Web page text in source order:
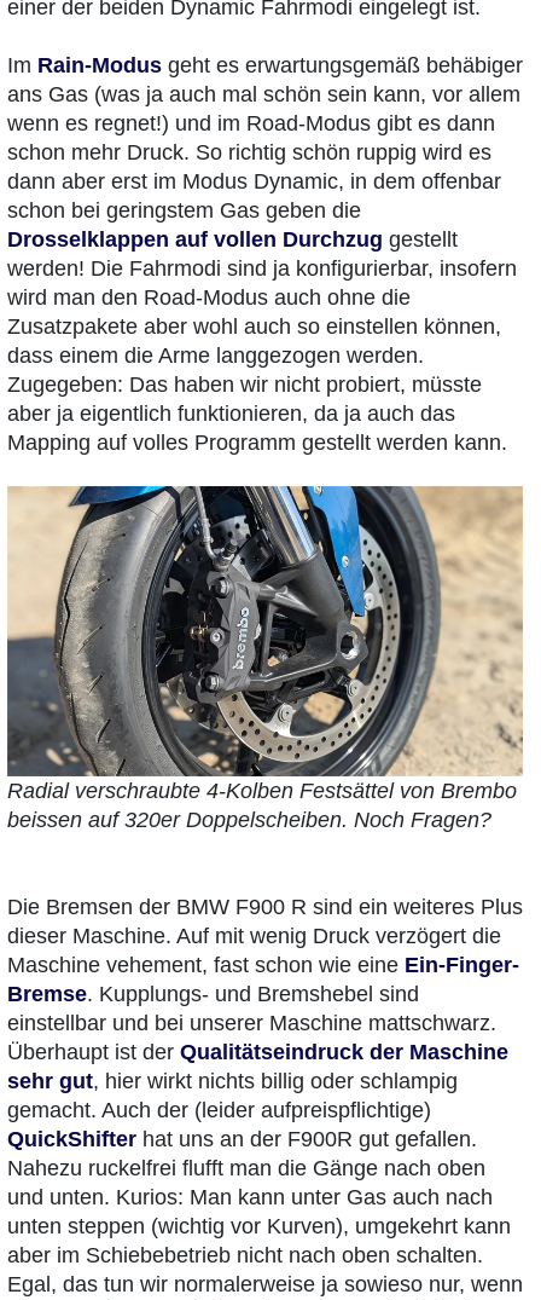
einer der beiden Dynamic Fahrmodi eingelegt ist.
Im Rain-Modus geht es erwartungsgemäß behäbiger
ans Gas (was ja auch mal schön sein kann, vor allem
wenn es regnet!) und im Road-Modus gibt es dann
schon mehr Druck. So richtig schön ruppig wird es
dann aber erst im Modus Dynamic, in dem offenbar
schon bei geringstem Gas geben die
Drosselklappen auf vollen Durchzug gestellt
werden! Die Fahrmodi sind ja konfigurierbar, insofern
wird man den Road-Modus auch ohne die
Zusatzpakete aber wohl auch so einstellen können,
dass einem die Arme langgezogen werden.
Zugegeben: Das haben wir nicht probiert, müsste
aber ja eigentlich funktionieren, da ja auch das
Mapping auf volles Programm gestellt werden kann.
Radial verschraubte 4-Kolben Festsättel von Brembo
beissen auf 320er Doppelscheiben. Noch Fragen?
Die Bremsen der BMW F900 R sind ein weiteres Plus
dieser Maschine. Auf mit wenig Druck verzögert die
Maschine vehement, fast schon wie eine Ein-Finger-
Bremse. Kupplungs- und Bremshebel sind
einstellbar und bei unserer Maschine mattschwarz.
Überhaupt ist der Qualitätseindruck der Maschine
sehr gut, hier wirkt nichts billig oder schlampig
gemacht. Auch der (leider aufpreispflichtige)
QuickShifter hat uns an der F900R gut gefallen.
Nahezu ruckelfrei flufft man die Gänge nach oben
und unten. Kurios: Man kann unter Gas auch nach
unten steppen (wichtig vor Kurven), umgekehrt kann
aber im Schiebebetrieb nicht nach oben schalten.
Egal, das tun wir normalerweise ja sowieso nur, wenn